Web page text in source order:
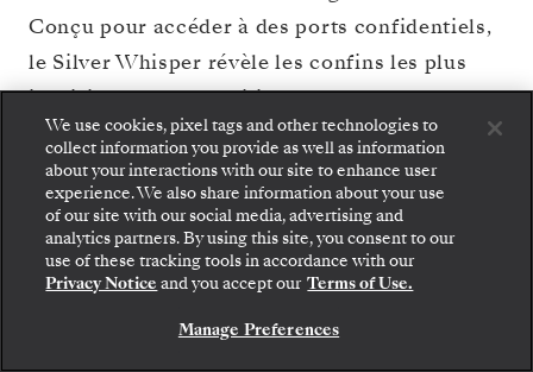
Conçu pour accéder à des ports confidentiels,
le Silver Whisper révèle les confins les plus
insaisissables du Pacifique.
RÉSERVER CROISIÈRE
VOIR LE PLAN DU
PONT
We use cookies, pixel tags and other technologies to
collect information you provide as well as information
about your interactions with our site to enhance user
experience. We also share information about your use
of our site with our social media, advertising and
analytics partners. By using this site, you consent to our
use of these tracking tools in accordance with our
Privacy Notice and you accept our Terms of Use.
Manage Preferences